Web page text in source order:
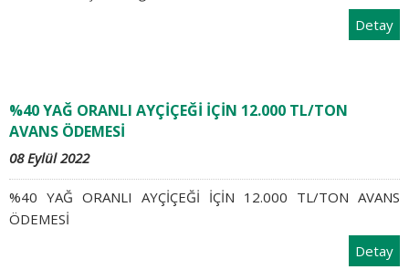
Detay
%40 YAĞ ORANLI AYÇİÇEĞİ İÇİN 12.000 TL/TON
AVANS ÖDEMESİ
08 Eylül 2022
%40 YAĞ ORANLI AYÇİÇEĞİ İÇİN 12.000 TL/TON AVANS
ÖDEMESİ
Detay